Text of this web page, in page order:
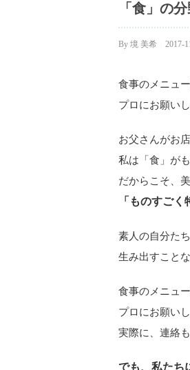
「食」の
By 境 美希 2017-
食事のメニュ
プロにお願いし
お父さんがお
私は「食」が
だからこそ、
「ものすごく
素人の自分た
生み出すこと
食事のメニュ
プロにお願い
実際に、連絡
でも、私たち